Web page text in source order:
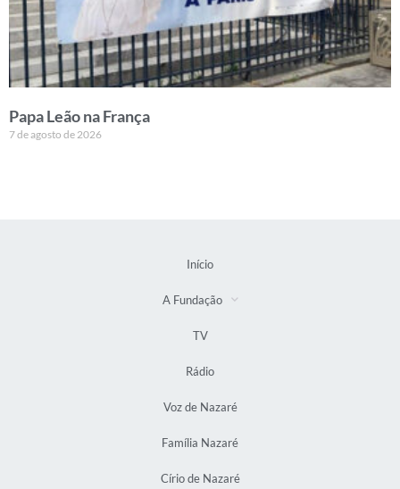
Papa Leão na França
7 de agosto de 2026
Início
A Fundação
TV
Rádio
Voz de Nazaré
Família Nazaré
Círio de Nazaré